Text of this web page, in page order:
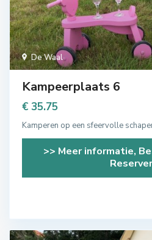
De Waal
Kampeerplaats 6
€ 35.75
Kamperen op een sfeervolle
>> Meer informatie,